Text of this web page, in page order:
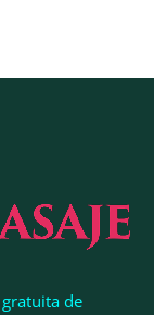
una de
gratuita de